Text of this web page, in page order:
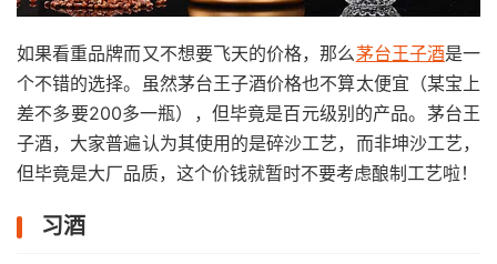
如果看重品牌而又不想要飞天的价格，那么茅台王子酒是一
个不错的选择。虽然茅台王子酒价格也不算太便宜（某宝上
差不多要200多一瓶），但毕竟是百元级别的产品。茅台王
子酒，大家普遍认为其使用的是碎沙工艺，而非坤沙工艺，
但毕竟是大厂品质，这个价钱就暂时不要考虑酿制工艺啦！
习酒